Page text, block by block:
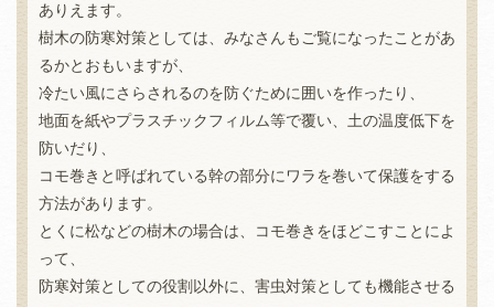
ありえます。
樹木の防寒対策としては、みなさんもご覧になったことがあ
るかとおもいますが、
冷たい風にさらされるのを防ぐために囲いを作ったり、
地面を紙やプラスチックフィルム等で覆い、土の温度低下を
防いだり、
コモ巻きと呼ばれている幹の部分にワラを巻いて保護をする
方法があります。
とくに松などの樹木の場合は、コモ巻きをほどこすことによ
って、
防寒対策としての役割以外に、害虫対策としても機能させる